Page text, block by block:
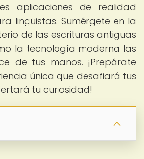
aplicaciones de realidad
lingüistas. Sumérgete en la
de las escrituras antiguas
la tecnología moderna las
de tus manos. ¡Prepárate
única que desafiará tus
tu curiosidad!